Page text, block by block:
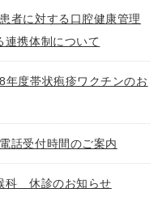
者に対する口腔健康管理
連携体制について
年度帯状疱疹ワクチンのお
話受付時間のご案内
科 休診のお知らせ